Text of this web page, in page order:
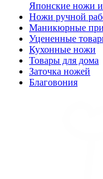
Японские ножи и
Ножи ручной
Маникюрные
Уцененные
Кухонные ножи
Товары для дома
Заточка ножей
Благовония